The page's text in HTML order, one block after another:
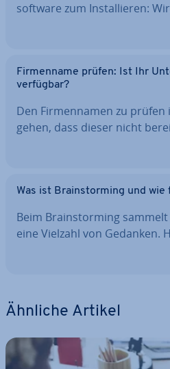
soft­ware zum In­stal­lie­ren:
Fir­men­na­me prüfen: Ist Ihr
verfügbar?
Den Fir­men­na­men zu prüfen
gehen, dass dieser nicht
Was ist Brain­stor­ming und
Beim Brain­stor­ming
eine Vielzahl von Gedanken.
Ähnliche Artikel